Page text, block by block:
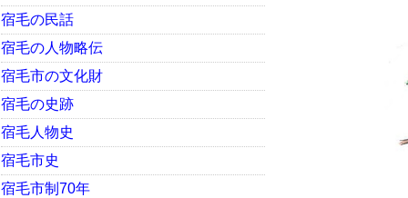
宿毛の民話
宿毛の人物略伝
宿毛市の文化財
宿毛の史跡
宿毛人物史
宿毛市史
宿毛市制70年